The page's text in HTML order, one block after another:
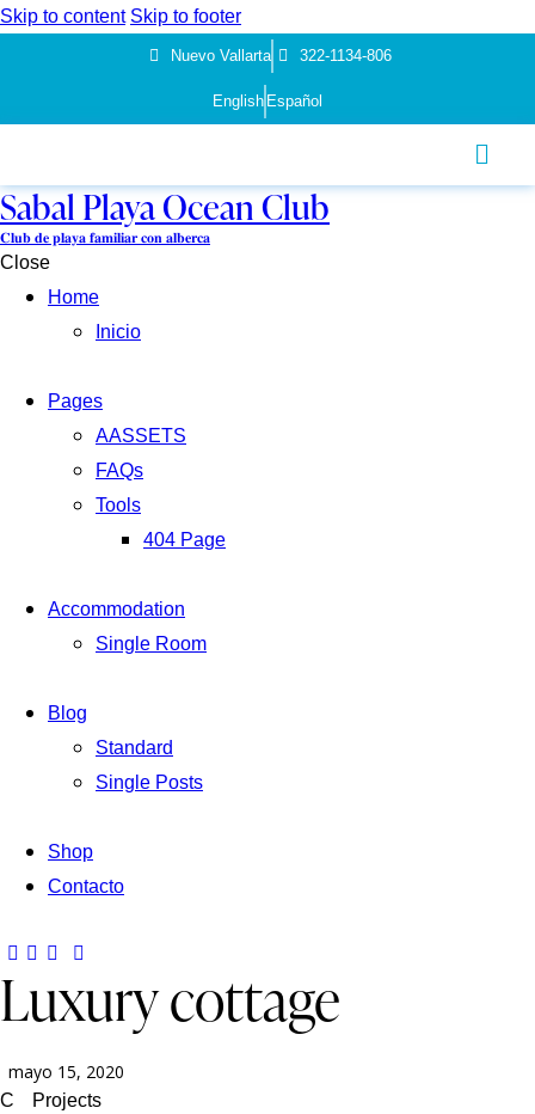
Skip to content Skip to footer
Nuevo Vallarta 322-1134-806
English Español
Sabal Playa Ocean Club
𝐂𝐥𝐮𝐛 𝐝𝐞 𝐩𝐥𝐚𝐲𝐚 𝐟𝐚𝐦𝐢𝐥𝐢𝐚𝐫 𝐜𝐨𝐧 𝐚𝐥𝐛𝐞𝐫𝐜𝐚
Close
Home
Inicio
Pages
AASSETS
FAQs
Tools
404 Page
Accommodation
Single Room
Blog
Standard
Single Posts
Shop
Contacto
Luxury cottage
mayo 15, 2020
C
Projects